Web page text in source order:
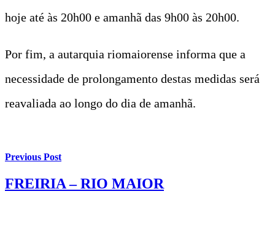
hoje até às 20h00 e amanhã das 9h00 às 20h00.
Por fim, a autarquia riomaiorense informa que a
necessidade de prolongamento destas medidas será
reavaliada ao longo do dia de amanhã.
Previous Post
FREIRIA – RIO MAIOR